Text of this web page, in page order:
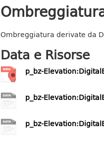
Ombreggiatura derivate da
Data e Risorse
p_bz-
p_bz-
p_bz-